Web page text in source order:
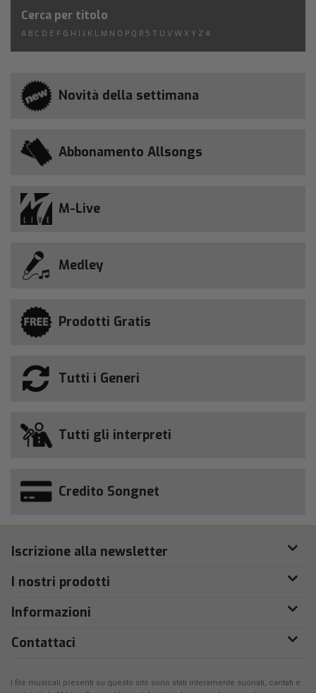
Cerca per titolo
A B C D E F G H I J K L M N O P Q R S T U V W X Y Z #
Novità della settimana
Abbonamento Allsongs
M-Live
Medley
Prodotti Gratis
Tutti i Generi
Tutti gli interpreti
Credito Songnet
Iscrizione alla newsletter
I nostri prodotti
Informazioni
Contattaci
I file musicali presenti su questo sito sono stati interamente suonati, cantati e